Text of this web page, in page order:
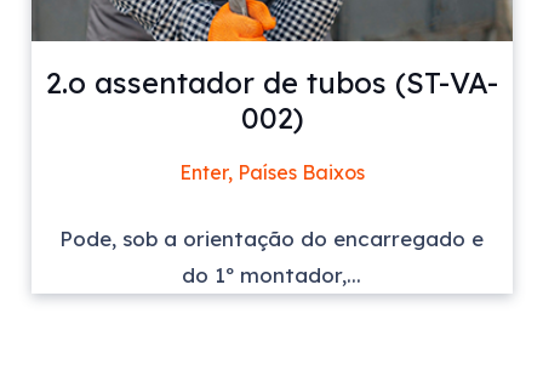
2.o assentador de tubos (ST-VA-
002)
Enter, Países Baixos
Pode, sob a orientação do encarregado e
do 1º montador,...